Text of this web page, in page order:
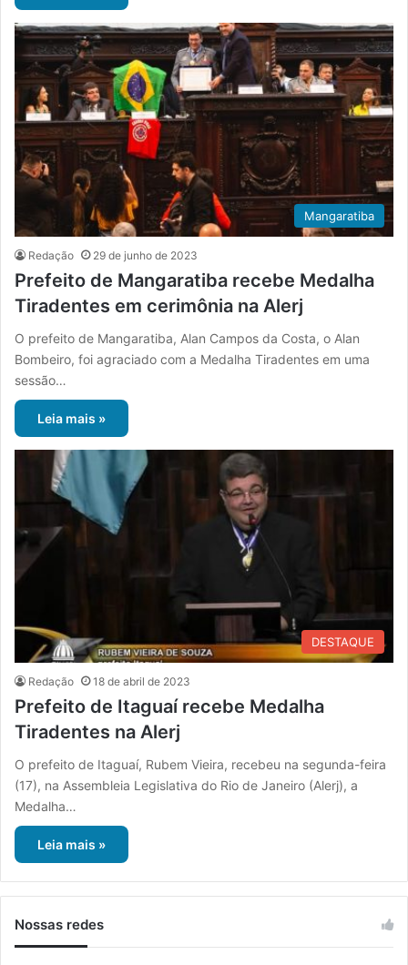
Mangaratiba
Redação 29 de junho de 2023
Prefeito de Mangaratiba recebe Medalha
Tiradentes em cerimônia na Alerj
O prefeito de Mangaratiba, Alan Campos da Costa, o Alan
Bombeiro, foi agraciado com a Medalha Tiradentes em uma
sessão…
Leia mais »
DESTAQUE
Redação 18 de abril de 2023
Prefeito de Itaguaí recebe Medalha
Tiradentes na Alerj
O prefeito de Itaguaí, Rubem Vieira, recebeu na segunda-feira
(17), na Assembleia Legislativa do Rio de Janeiro (Alerj), a
Medalha…
Leia mais »
Nossas redes